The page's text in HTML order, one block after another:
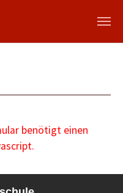
benötigt einen